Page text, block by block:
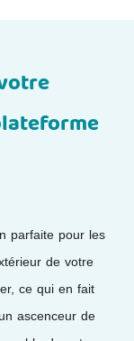
parfaite pour les
de votre
ce qui en fait
ascenceur de